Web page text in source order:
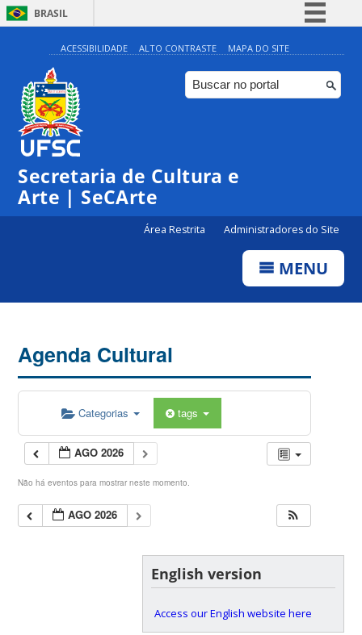
BRASIL
Simplifique!
Comunica BR
Participe
ACESSIBILIDADE ALTO CONTRASTE MAPA DO SITE
Secretaria de Cultura e
Arte | SeCArte
Área Restrita Administradores do Site
MENU
Agenda Cultural
Categorias tags
AGO 2026
Não há eventos para mostrar neste momento.
AGO 2026
English version
Access our English website here